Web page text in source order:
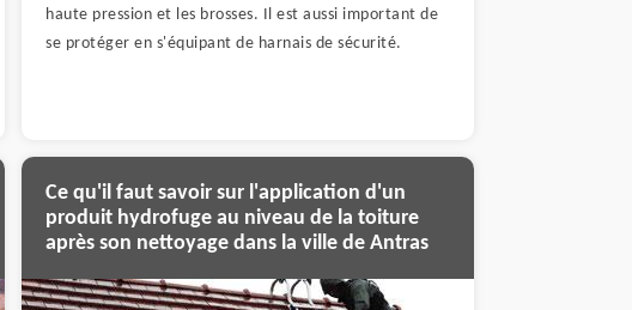
haute pression et les brosses. Il est aussi important de
se protéger en s'équipant de harnais de sécurité.
Ce qu'il faut savoir sur l'application d'un
produit hydrofuge au niveau de la toiture
après son nettoyage dans la ville de Antras